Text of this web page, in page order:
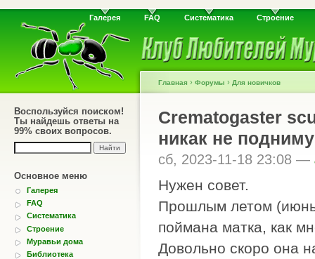
Галерея FAQ Систематика Строение
Воспользуйся поиском!
Ты найдешь ответы на
99% своих вопросов.
Основное меню
Галерея
FAQ
Систематика
Строение
Муравьи дома
Библиотека
Главная › Форумы › Для новичков
Crematogaster
никак не подниму
сб, 2023-11-18 23:08 —
Нужен совет.
Прошлым летом
поймана матка, как
Довольно скоро она